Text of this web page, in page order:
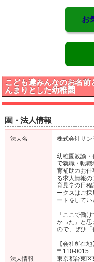
お
こども達みんなのお名
んまりとした幼稚園
園・法人情報
法人名 株式会社サン
法人情報
幼稚園教諭・
で就職・転職
育補助のお仕
る求人情報
育見学の日程
ークスはご採
ートをしてい
「ここで働
かった」と思
ので、ぜひ「
【会社所在地
〒110-0015
東京都台東区